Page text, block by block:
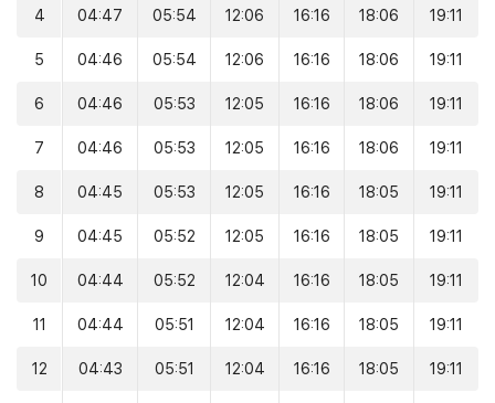
4 04:47 05:54 12:06 16:16 18:06 19:11
5 04:46 05:54 12:06 16:16 18:06 19:11
6 04:46 05:53 12:05 16:16 18:06 19:11
7 04:46 05:53 12:05 16:16 18:06 19:11
8 04:45 05:53 12:05 16:16 18:05 19:11
9 04:45 05:52 12:05 16:16 18:05 19:11
10 04:44 05:52 12:04 16:16 18:05 19:11
11 04:44 05:51 12:04 16:16 18:05 19:11
12 04:43 05:51 12:04 16:16 18:05 19:11